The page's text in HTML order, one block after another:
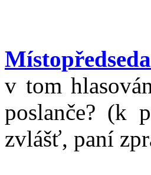
v tom
poslanče? (k
zvlášť, paní